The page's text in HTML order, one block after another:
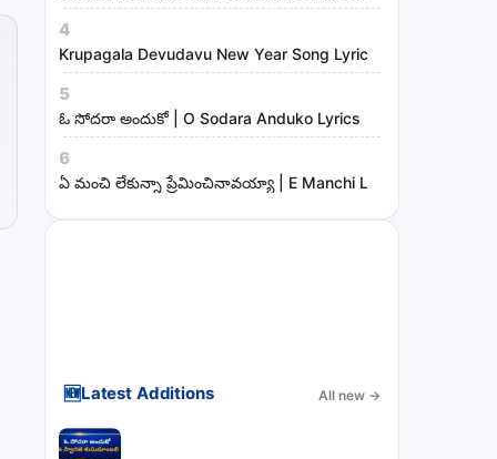
4
Krupagala Devudavu New Year Song Lyrics
5
ఓ సోదరా అందుకో | O Sodara Anduko Lyrics
6
ఏ మంచి లేకున్నా ప్రేమించినావయ్యా | E Manchi Lekunna
🆕Latest Additions All new →